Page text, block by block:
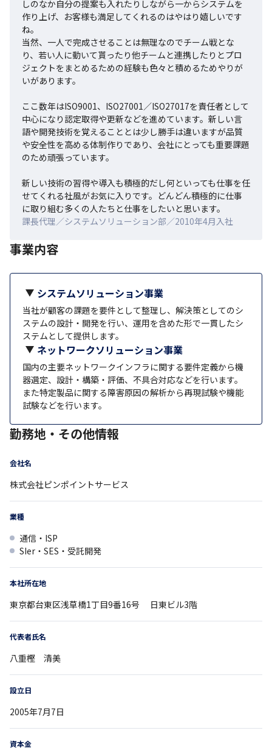
しのなか自分の提案も入れたりしながら一からシステムを
作り上げ、お客様も満足してくれるのはやはり嬉しいです
ね。
当然、一人で完成させることは無理なのでチーム戦とな
り、若い人に動いて貰ったり他チームと連携したりとプロ
ジェクトをまとめるための経験も色々と積めるためやりが
いがあります。
ここ数年はISO9001、ISO27001／ISO27017を責任者として
中心になり認定取得や更新などを進めています。新しい言
語や開発技術を覚えることとは少し勝手は違いますが品質
や安全性を高める体制作りであり、会社にとっても重要課題
のため頑張っています。
新しい技術の習得や導入も積極的だし何といっても仕事を任
せてくれる社風がお気に入りです。どんどん積極的に仕事
に取り組む多くの人たちと仕事をしたいと思います。
課長代理／システムソリューション部／2010年4月入社
事業内容
システムソリューション事業
当社が顧客の課題を要件として整理し、解決策としてのシ
ステムの設計・開発を行い、運用を含めた形で一貫したシ
ステムとして提供します。
ネットワークソリューション事業
国内の主要ネットワークインフラに関する要件定義から機
器選定、設計・構築・評価、不具合対応などを行います。
また特定製品に関する障害原因の解析から再現試験や機能
試験などを行います。
勤務地・その他情報
会社名
株式会社ピンポイントサービス
業種
通信・ISP
SIer・SES・受託開発
本社所在地
東京都台東区浅草橋1丁目9番16号 日東ビル3階
代表者氏名
八重樫 清美
設立日
2005年7月7日
資本金